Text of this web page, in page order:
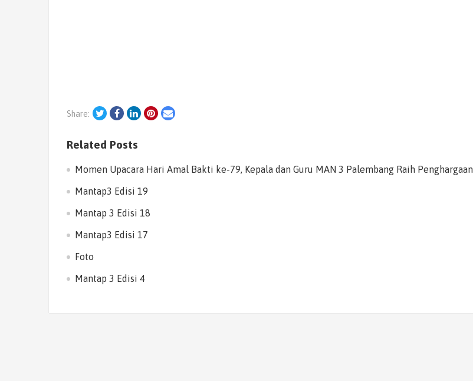
Share: TwitterFacebook
LinkedIn
Pinterest
Email
Related Posts
Momen Upacara Hari Amal Bakti ke-79, Kepala dan Guru MAN 3 Palembang Raih Penghargaan
Mantap3 Edisi 19
Mantap 3 Edisi 18
Mantap3 Edisi 17
Foto
Mantap 3 Edisi 4